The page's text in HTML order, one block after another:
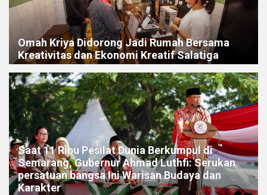
Omah Kriya Didorong Jadi Rumah Bersama
Kreativitas dan Ekonomi Kreatif Salatiga
Saat 11 Ribu Pesilat Dunia Berkumpul di
Semarang, Gubernur Ahmad Luthfi: Serukan
persatuan bangsa Ini Warisan Budaya dan
Karakter